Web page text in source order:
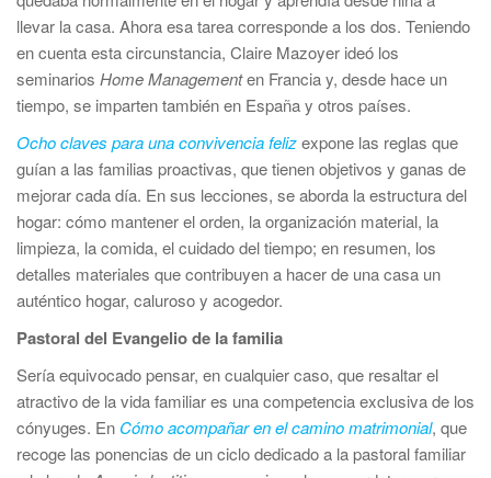
llevar la casa. Ahora esa tarea corresponde a los dos. Teniendo
en cuenta esta circunstancia, Claire Mazoyer ideó los
seminarios Home Managementen Francia y, desde hace un
tiempo, se imparten también en España y otros países.
Ocho claves para una convivencia felizexpone las reglas que
guían a las familias proactivas, que tienen objetivos y ganas de
mejorar cada día. En sus lecciones, se aborda la estructura del
hogar: cómo mantener el orden, la organización material, la
limpieza, la comida, el cuidado del tiempo; en resumen, los
detalles materiales que contribuyen a hacer de una casa un
auténtico hogar, caluroso y acogedor.
Pastoral del Evangelio de la familia
Sería equivocado pensar, en cualquier caso, que resaltar el
atractivo de la vida familiar es una competencia exclusiva de los
cónyuges. En Cómo acompañar en el camino matrimonial, que
recoge las ponencias de un ciclo dedicado a la pastoral familiar